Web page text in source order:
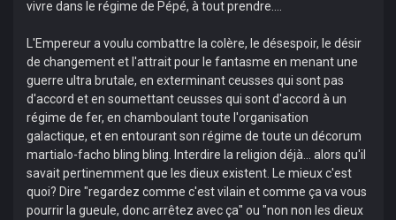
vivre dans le régime de Pépé, à tout prendre....
L'Empereur a voulu combattre la colère, le désespoir, le désir
de changement et l'attrait pour le fantasme en menant une
guerre ultra brutale, en exterminant ceusses qui sont pas
d'accord et en soumettant ceusses qui sont d'accord à un
régime de fer, en chamboulant toute l'organisation
galactique, et en entourant son régime de toute un décorum
martialo-facho bling bling. Interdire la religion déjà... alors qu'il
savait pertinemment que les dieux existent. Le mieux c'est
quoi? Dire "regardez comme c'est vilain et comme ça va vous
pourrir la gueule, donc arrêtez avec ça" ou "non non les dieux